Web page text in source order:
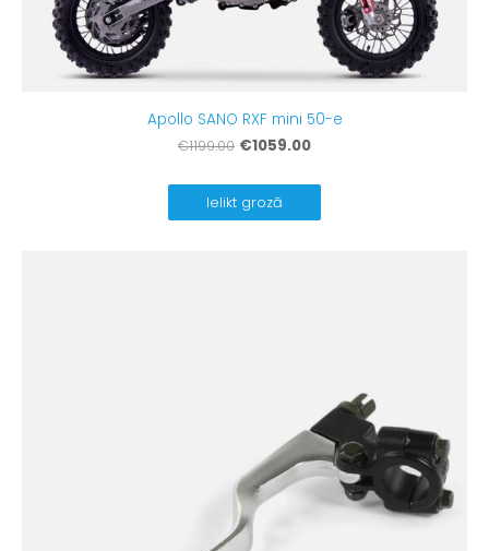
Apollo SANO RXF mini 50-e
€1199.00 €1059.00
Ielikt grozā